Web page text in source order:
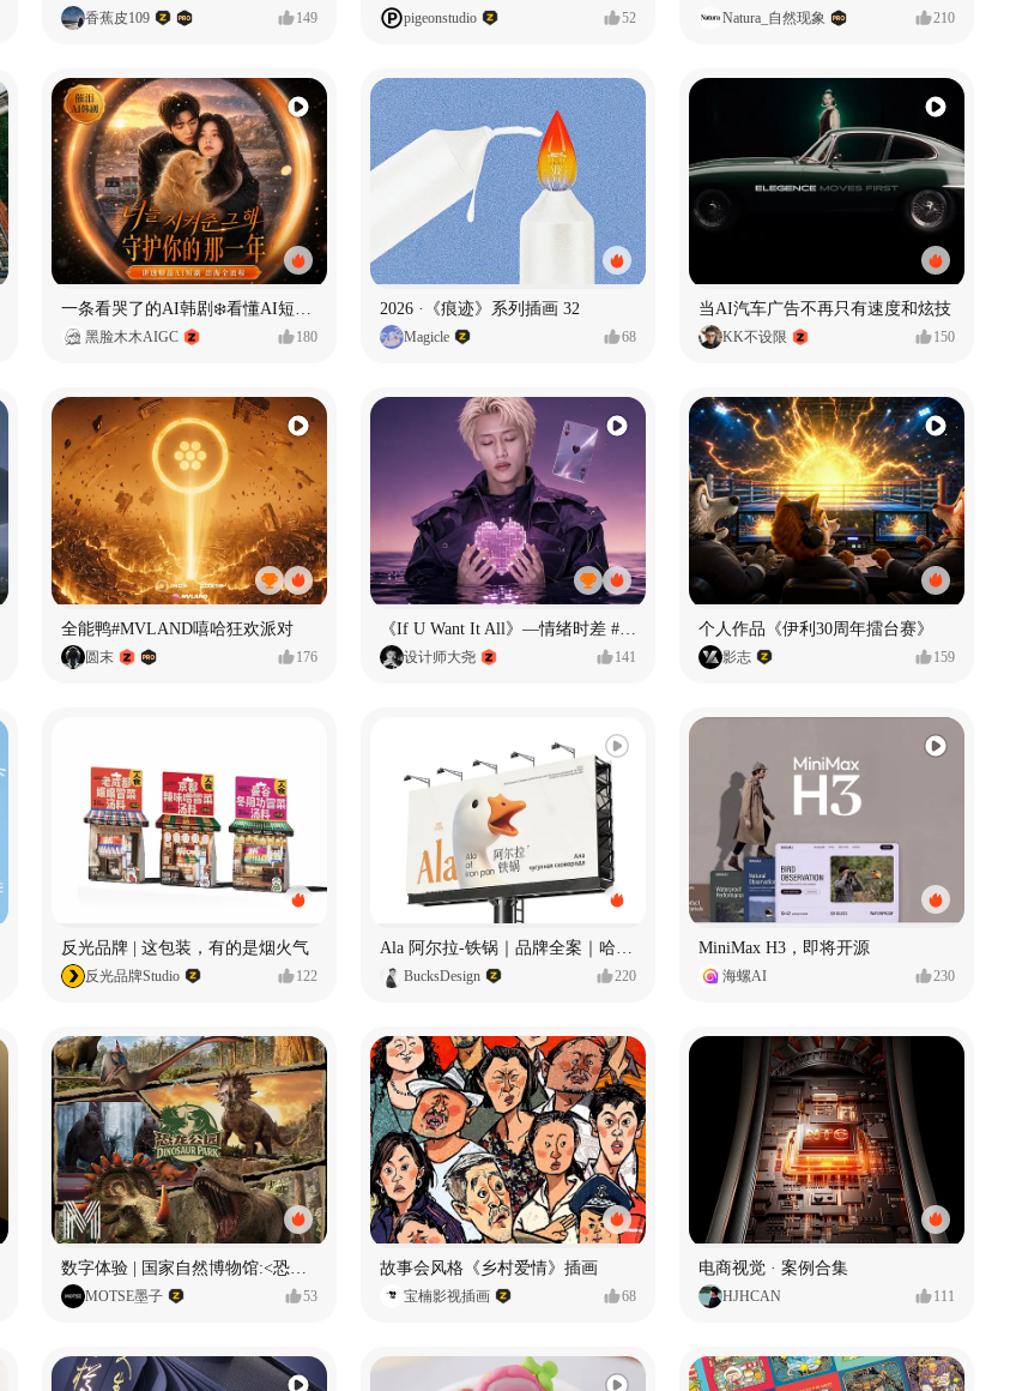
香蕉皮109 149 pigeonstudio 52 Natura_自然现象 210
一条看哭了的AI韩剧❄️看懂AI短剧出海全流程
黑脸木木AIGC 180
2026 ·《痕迹》系列插画 32
Magicle 68
当AI汽车广告不再只有速度和炫技
KK不设限 150
全能鸭#MVLAND嘻哈狂欢派对
圆末 176 设计师大尧 141
个人作品《伊利30周年擂台赛》
影志 159
反光品牌 | 这包装，有的是烟火气
反光品牌Studio 122
Ala 阿尔拉-铁锅｜品牌全案｜哈尔滨
BucksDesign 220
MiniMax H3，即将开源
海螺AI 230
MOTSE墨子 53
故事会风格《乡村爱情》插画
宝楠影视插画 68
电商视觉 · 案例合集
HJHCAN 111